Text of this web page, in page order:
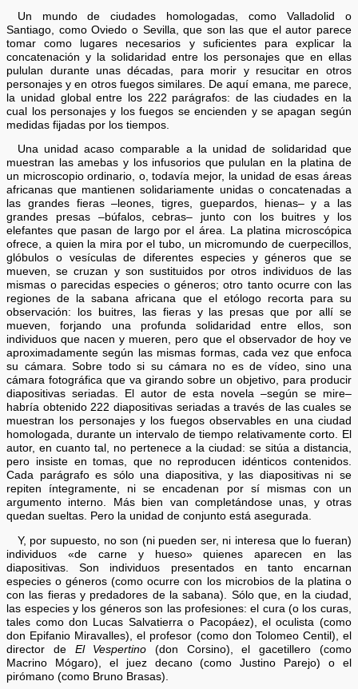
Un mundo de ciudades homologadas, como Valladolid o
Santiago, como Oviedo o Sevilla, que son las que el autor parece
tomar como lugares necesarios y suficientes para explicar la
concatenación y la solidaridad entre los personajes que en ellas
pululan durante unas décadas, para morir y resucitar en otros
personajes y en otros fuegos similares. De aquí emana, me parece,
la unidad global entre los 222 parágrafos: de las ciudades en la
cual los personajes y los fuegos se encienden y se apagan según
medidas fijadas por los tiempos.
Una unidad acaso comparable a la unidad de solidaridad que
muestran las amebas y los infusorios que pululan en la platina de
un microscopio ordinario, o, todavía mejor, la unidad de esas áreas
africanas que mantienen solidariamente unidas o concatenadas a
las grandes fieras –leones, tigres, guepardos, hienas– y a las
grandes presas –búfalos, cebras– junto con los buitres y los
elefantes que pasan de largo por el área. La platina microscópica
ofrece, a quien la mira por el tubo, un micromundo de cuerpecillos,
glóbulos o vesículas de diferentes especies y géneros que se
mueven, se cruzan y son sustituidos por otros individuos de las
mismas o parecidas especies o géneros; otro tanto ocurre con las
regiones de la sabana africana que el etólogo recorta para su
observación: los buitres, las fieras y las presas que por allí se
mueven, forjando una profunda solidaridad entre ellos, son
individuos que nacen y mueren, pero que el observador de hoy ve
aproximadamente según las mismas formas, cada vez que enfoca
su cámara. Sobre todo si su cámara no es de vídeo, sino una
cámara fotográfica que va girando sobre un objetivo, para producir
diapositivas seriadas. El autor de esta novela –según se mire–
habría obtenido 222 diapositivas seriadas a través de las cuales se
muestran los personajes y los fuegos observables en una ciudad
homologada, durante un intervalo de tiempo relativamente corto. El
autor, en cuanto tal, no pertenece a la ciudad: se sitúa a distancia,
pero insiste en tomas, que no reproducen idénticos contenidos.
Cada parágrafo es sólo una diapositiva, y las diapositivas ni se
repiten íntegramente, ni se encadenan por sí mismas con un
argumento interno. Más bien van completándose unas, y otras
quedan sueltas. Pero la unidad de conjunto está asegurada.
Y, por supuesto, no son (ni pueden ser, ni interesa que lo fueran)
individuos «de carne y hueso» quienes aparecen en las
diapositivas. Son individuos presentados en tanto encarnan
especies o géneros (como ocurre con los microbios de la platina o
con las fieras y predadores de la sabana). Sólo que, en la ciudad,
las especies y los géneros son las profesiones: el cura (o los curas,
tales como don Lucas Salvatierra o Pacopáez), el oculista (como
don Epifanio Miravalles), el profesor (como don Tolomeo Centil), el
director de El Vespertino (don Corsino), el gacetillero (como
Macrino Mógaro), el juez decano (como Justino Parejo) o el
pirómano (como Bruno Brasas).